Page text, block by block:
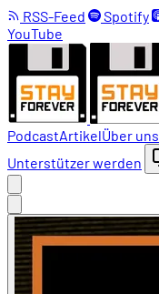
RSS-Feed Spotify
YouTube
PodcastArtikelÜber uns
Unterstützer werden